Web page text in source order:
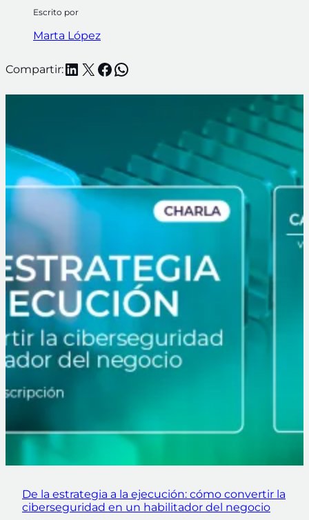
Escrito por
Marta López
Compartir:LinkedIn
X Facebook
WhatsApp
De la estrategia a la ejecución: cómo convertir la
ciberseguridad en un habilitador del negocio